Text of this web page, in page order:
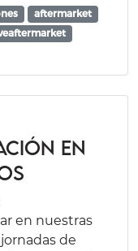
aftermarket
en
en nuestras
de